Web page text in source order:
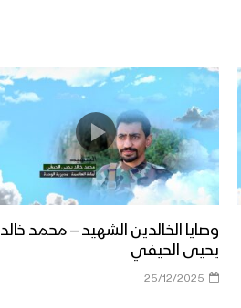
وصايا الخالدين الشهيد – محمد خالد
يحيى الحيفي
25/12/2025